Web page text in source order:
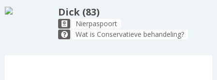
Dick (83)
Nierpaspoort
Wat is Conservatieve behandeling?